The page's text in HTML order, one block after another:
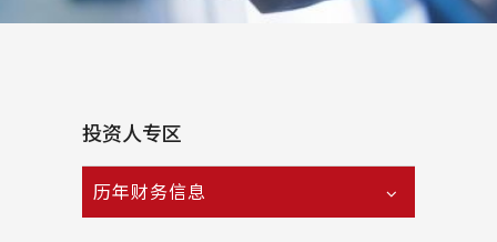
投资人专区
历年财务信息